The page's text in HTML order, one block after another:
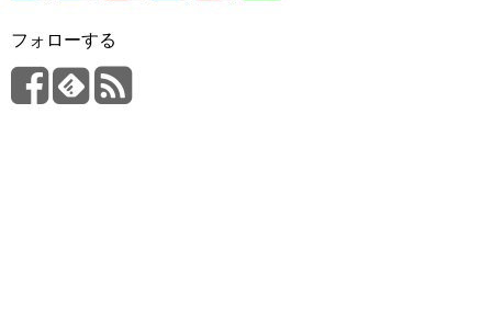
フォローする